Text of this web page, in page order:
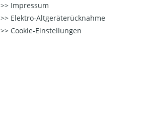
Impressum
Elektro-Altgeräterücknahme
Cookie-Einstellungen